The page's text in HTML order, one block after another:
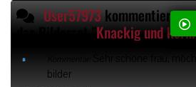
User57973kommentiert
Knackig und kernig oder?
bilder